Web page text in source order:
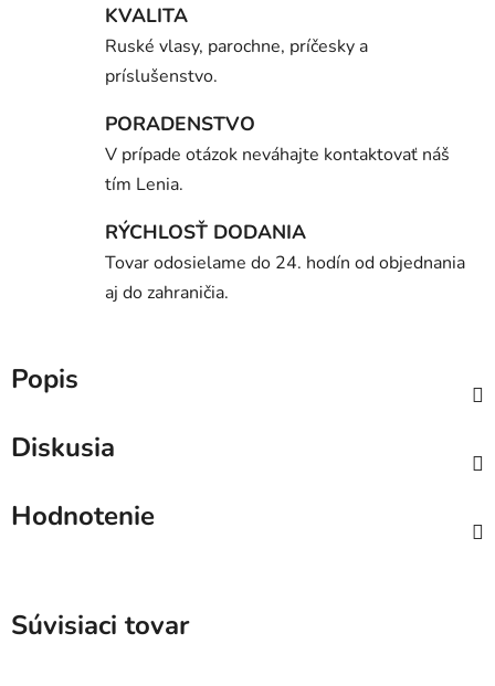
KVALITA
Ruské vlasy, parochne, príčesky a
príslušenstvo.
PORADENSTVO
V prípade otázok neváhajte kontaktovať náš
tím Lenia.
RÝCHLOSŤ DODANIA
Tovar odosielame do 24. hodín od objednania
aj do zahraničia.
Popis
Diskusia
Hodnotenie
Súvisiaci tovar